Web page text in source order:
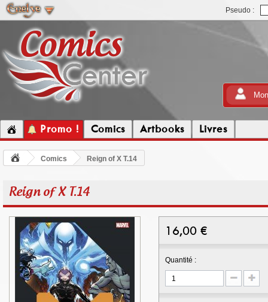
Pseudo :
Promo ! Comics Artbooks Livres
Comics Reign of X T.14
Reign of X T.14
16,00 €
Quantité :